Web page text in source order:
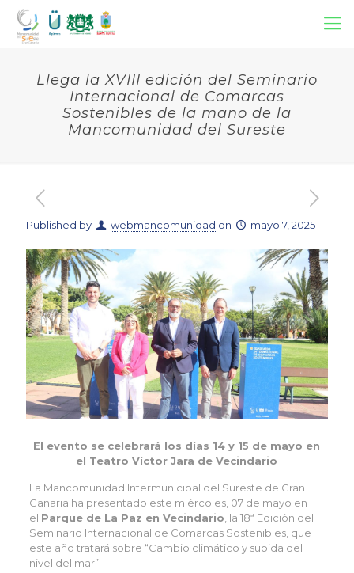
Llega la XVIII edición del Seminario
Internacional de Comarcas
Sostenibles de la mano de la
Mancomunidad del Sureste
Published by webmancomunidad on mayo 7, 2025
El evento se celebrará los días 14 y 15 de mayo en
el Teatro Víctor Jara de Vecindario
La Mancomunidad Intermunicipal del Sureste de Gran
Canaria ha presentado este miércoles, 07 de mayo en
el Parque de La Paz en Vecindario , la 18ª Edición del
Seminario Internacional de Comarcas Sostenibles, que
este año tratará sobre “Cambio climático y subida del
nivel del mar”.